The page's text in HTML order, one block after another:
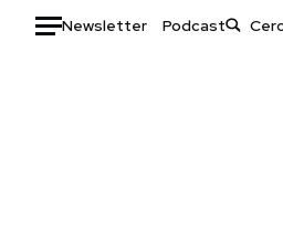
Newsletter Podcast